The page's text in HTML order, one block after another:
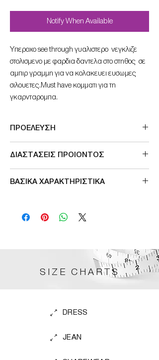
Notify When Available
Yπεροχο see through γυαλιστερο νεγκλιζε
στολισμενο με φαρδια δαντελα στο στηθος σε
αμπιρ γραμμη για να κολακευει ευσωμες
σιλουετες.Must have κομματι για τη
γκαρνταρομπα.
ΠΡΟΕΛΕΥΣΗ
ΔΙΑΣΤΑΣΕΙΣ ΠΡΟΙΟΝΤΟΣ
ΒΑΣΙΚΑ ΧΑΡΑΚΤΗΡΙΣΤΙΚΑ
SIZE CHARTS
DRESS
JEAN